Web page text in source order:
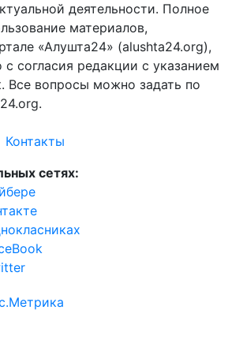
деятельности. Полное
материалов,
«Алушта24» (alushta24.org),
с согласия редакции с указанием
Все вопросы можно задать по
Контакты
сетях: